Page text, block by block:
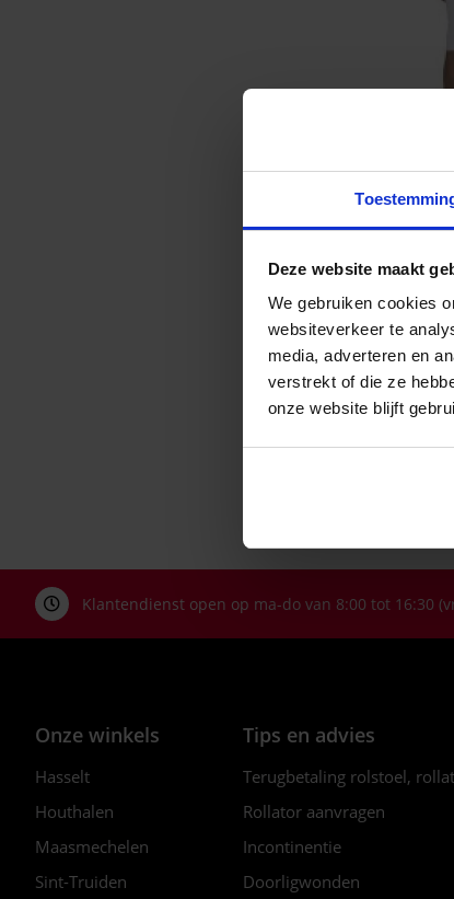
Deze website maakt
We gebruiken cookies
websiteverkeer te
media, adverteren en
verstrekt of die ze
onze website blijft
Klantendienst open op ma-do van 8:00 tot 16:30
Onze winkels
Hasselt
Houthalen
Maasmechelen
Sint-Truiden
Tips en advies
Terugbetaling rolstoel,
Rollator aanvragen
Incontinentie
Doorligwonden